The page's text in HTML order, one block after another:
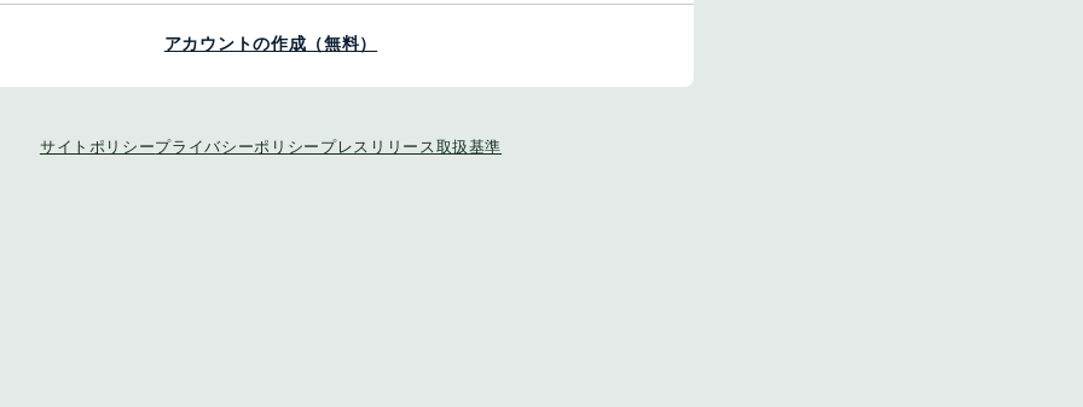
アカウントの作成（無料）
サイトポリシープライバシーポリシー プレスリリース取扱基準